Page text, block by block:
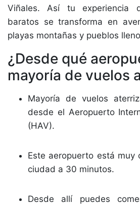
Viñales. Así tu experiencia
baratos se transforma en
playas montañas y pueblos
¿Desde qué
mayoría de vuelos
Mayoría de vuelos
desde el Aeropuerto
(HAV).
Este aeropuerto está muy
ciudad a 30 minutos.
Desde allí puedes